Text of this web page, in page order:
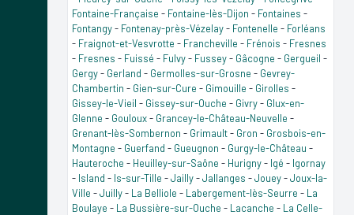
Fontaine-Française - Fontaine-lès-Dijon - Fontaines -
Fontangy- Fontenay-près-Vézelay- Fontenelle - Forléans
- Fraignot-et-Vesvrotte - Francheville - Frénois - Fresnes
- Fresnes - Fuissé - Fulvy- Fussey- Gâcogne - Gergueil -
Gergy- Gerland - Germolles-sur-Grosne - Gevrey-
Chambertin - Gien-sur-Cure - Gimouille - Girolles -
Gissey-le-Vieil - Gissey-sur-Ouche - Givry- Glux-en-
Glenne - Gouloux- Grancey-le-Château-Neuvelle -
Grenant-lès-Sombernon - Grimault- Gron - Grosbois-en-
Montagne - Guerfand - Gueugnon - Gurgy-le-Château -
Hauteroche - Heuilley-sur-Saône - Hurigny- Igé - Igornay
- Island - Is-sur-Tille -Jailly-Jallanges -Jouey-Joux-la-
Ville -Juilly- La Belliole - Labergement-lès-Seurre - La
Boulaye - La Bussière-sur-Ouche - Lacanche - La Celle-